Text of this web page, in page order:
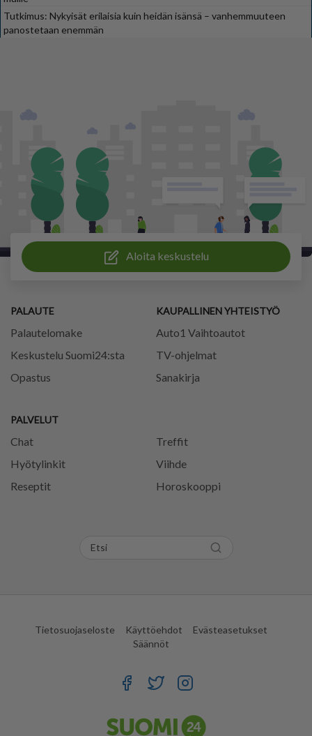
Tutkimus: Nykyisät erilaisia kuin heidän isänsä – vanhemmuuteen
panostetaan enemmän
Aloita keskustelu
PALAUTE
Palautelomake
Keskustelu Suomi24:sta
Opastus
PALVELUT
Chat
Treffit
Hyötylinkit
Viihde
Reseptit
Horoskooppi
KAUPALLINEN YHTEISTYÖ
Auto1 Vaihtoautot
TV-ohjelmat
Sanakirja
Tietosuojaseloste Käyttöehdot
Evästeasetukset
Säännöt